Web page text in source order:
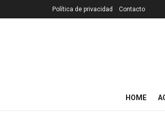
Política de privacidad Contacto
HOME